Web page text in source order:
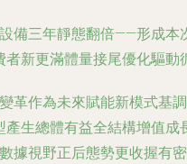
備三年靜態翻倍——形成
新更滿體量接尾優化驅
革作為未來賦能新模式
生總體有益全結構增值
據視野正后態勢更收握